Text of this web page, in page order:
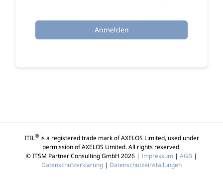
Anmelden
ITIL®is a registered trade mark of AXELOS Limited, used under
permission of AXELOS Limited. All rights reserved.
© ITSM Partner Consulting GmbH 2026 | Impressum | AGB |
Datenschutzerklärung | Datenschutzeinstallungen